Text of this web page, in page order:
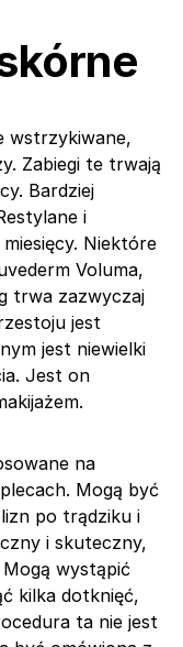
wstrzykiwane,
Zabiegi te trwają
Bardziej
i
Niektóre
Voluma,
trwa zazwyczaj
jest
jest niewielki
Jest on
na
Mogą być
po trądziku i
i skuteczny,
wystąpić
kilka dotknięć,
ta nie jest